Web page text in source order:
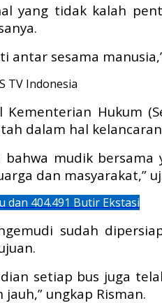
yang tidak kalah
antar sesama
Hukum
dalam hal
mudik
dan masyarakat,”
dan 404.491 Butir Ekstasi
sudah
setiap bus juga
ungkap Risman.